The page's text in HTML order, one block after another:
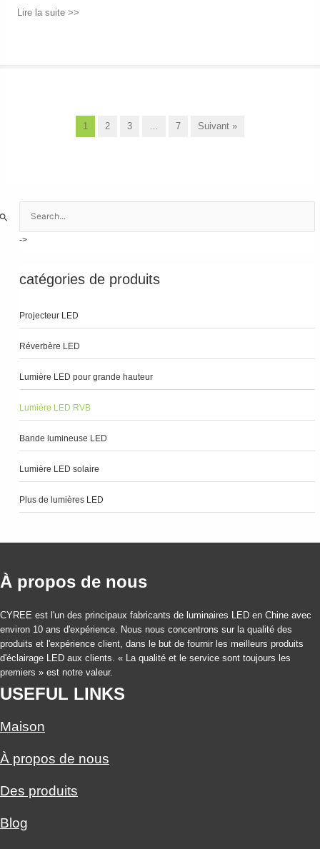
Lire la suite >>
1 2 3 … 7 Suivant »
c
e
r
:
catégories de produits
Projecteur LED
Réverbère LED
Lumière LED pour grande hauteur
Lumière LED RVB
Bande lumineuse LED
Lumière LED solaire
Plus de lumières LED
À propos de nous
CYREE est l'un des principaux fabricants de luminaires LED en Chine avec
environ 10 ans d'expérience. Nous nous concentrons sur la qualité des
produits et l'expérience client, dans le but de fournir les meilleurs produits
d'éclairage LED aux clients. « La qualité et le service sont toujours les
premiers » est notre valeur.
USEFUL LINKS
Maison
À propos de nous
Des produits
Blog